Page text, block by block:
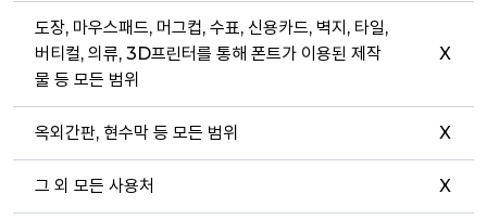
도장, 마우스패드, 머그컵, 수표, 신용카드, 벽지, 타일,
버티컬, 의류, 3D프린터를 통해 폰트가 이용된 제작
물 등 모든 범위
X
옥외간판, 현수막 등 모든 범위 X
그 외 모든 사용처 X